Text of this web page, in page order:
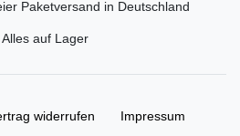
Paketversand in Deutschland
Alles auf Lager
widerrufen Impressum